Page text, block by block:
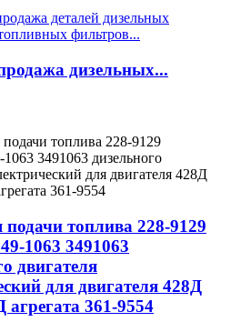
дизельных...
подачи топлива 228-9129
1063 3491063
двигателя
для двигателя 428Д
агрегата 361-9554